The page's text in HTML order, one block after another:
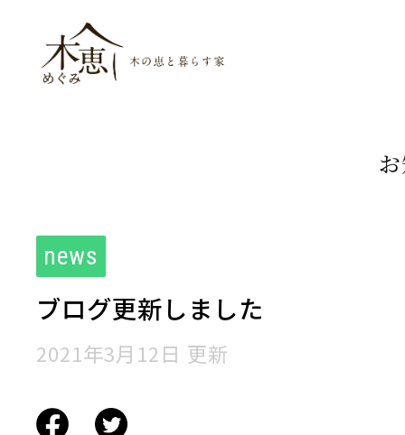
news
ブログ更新しました
2021年3月12日 更新